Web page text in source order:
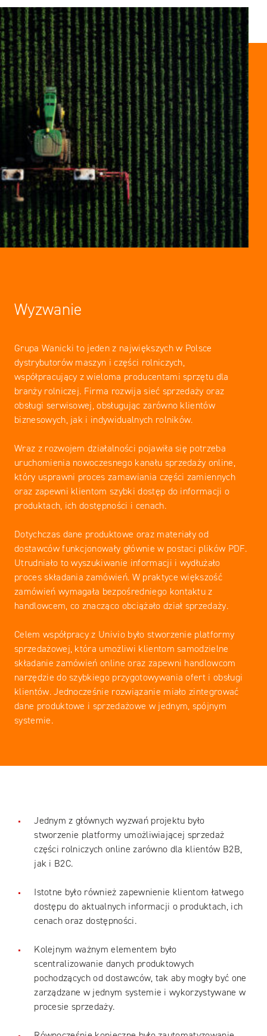
Wyzwanie
Grupa Wanicki to jeden z największych w Polsce
dystrybutorów maszyn i części rolniczych,
współpracujący z wieloma producentami sprzętu dla
branży rolniczej. Firma rozwija sieć sprzedaży oraz
obsługi serwisowej, obsługując zarówno klientów
biznesowych, jak i indywidualnych rolników.
Wraz z rozwojem działalności pojawiła się potrzeba
uruchomienia nowoczesnego kanału sprzedaży online,
który usprawni proces zamawiania części zamiennych
oraz zapewni klientom szybki dostęp do informacji o
produktach, ich dostępności i cenach.
Dotychczas dane produktowe oraz materiały od
dostawców funkcjonowały głównie w postaci plików PDF.
Utrudniało to wyszukiwanie informacji i wydłużało
proces składania zamówień. W praktyce większość
zamówień wymagała bezpośredniego kontaktu z
handlowcem, co znacząco obciążało dział sprzedaży.
Celem współpracy z Univio było stworzenie platformy
sprzedażowej, która umożliwi klientom samodzielne
składanie zamówień online oraz zapewni handlowcom
narzędzie do szybkiego przygotowywania ofert i obsługi
klientów. Jednocześnie rozwiązanie miało zintegrować
dane produktowe i sprzedażowe w jednym, spójnym
systemie.
Jednym z głównych wyzwań projektu było
stworzenie platformy umożliwiającej sprzedaż
części rolniczych online zarówno dla klientów B2B,
jak i B2C.
Istotne było również zapewnienie klientom łatwego
dostępu do aktualnych informacji o produktach, ich
cenach oraz dostępności.
Kolejnym ważnym elementem było
scentralizowanie danych produktowych
pochodzących od dostawców, tak aby mogły być one
zarządzane w jednym systemie i wykorzystywane w
procesie sprzedaży.